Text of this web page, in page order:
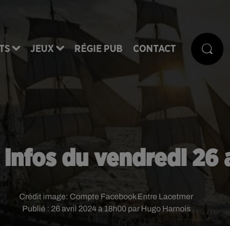
JEUX RÉGIE PUB CONTACT
infos du vendredi 26
Publié : 26 avril 2024 à 18h00 par Hugo Harnois
Crédit image: Compte Facebook Entre Lacetmer